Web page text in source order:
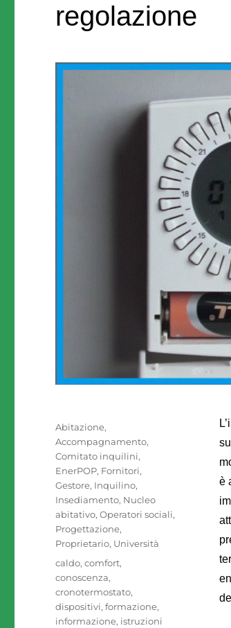
regolazione
è
Autore
Pubblicato
il
Categorie
Abitazione,
Accompagnamento,
Comitato inquilini,
EnerPOP, Fornitori,
Gestore, Inquilino,
Insediamento, Nucleo
abitativo,Operatori sociali,
Progettazione,
Proprietario, Università
Tag
caldo,comfort,
conoscenza,
cronotermostato,
dispositivi,formazione,
informazione, istruzioni